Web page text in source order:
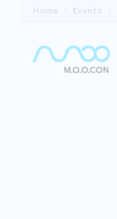
Home Events